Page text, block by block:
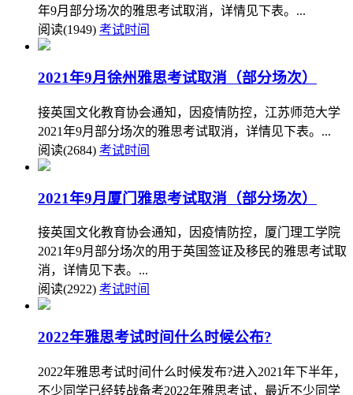
年9月部分场次的雅思考试取消，详情见下表。...
阅读(1949) 考试时间
2021年9月徐州雅思考试取消（部分场次）
接英国文化教育协会通知，因疫情防控，江苏师范大学
2021年9月部分场次的雅思考试取消，详情见下表。...
阅读(2684) 考试时间
2021年9月厦门雅思考试取消（部分场次）
接英国文化教育协会通知，因疫情防控，厦门理工学院
2021年9月部分场次的用于英国签证及移民的雅思考试取
消，详情见下表。...
阅读(2922) 考试时间
2022年雅思考试时间什么时候公布?
2022年雅思考试时间什么时候发布?进入2021年下半年，
不少同学已经转战备考2022年雅思考试，最近不少同学